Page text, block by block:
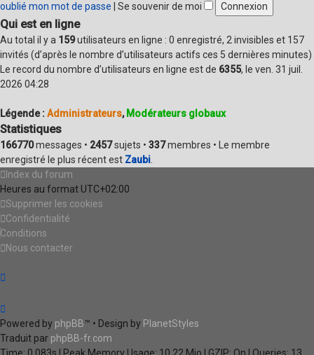
oublié mon mot de passe
Se souvenir de moi
Qui est en ligne
Au total il y a 159utilisateurs en ligne : 0 enregistré, 2 invisibles et 157
invités (d’après le nombre d’utilisateurs actifs ces 5 dernières minutes)
Le record du nombre d’utilisateurs en ligne est de 6355, le ven. 31 juil.
2026 04:28
Légende :Administrateurs, Modérateurs globaux
Statistiques
166770messages • 2457sujets • 337membres • Le membre
enregistré le plus récent est Zaubi
Index du forum
Heures au format UTC+02:00
Supprimer les cookies
Confidentialité
Conditions
Nous contacter
Powered by phpBB™ • Design by PlanetStyles
Traduit par phpBB-fr.com